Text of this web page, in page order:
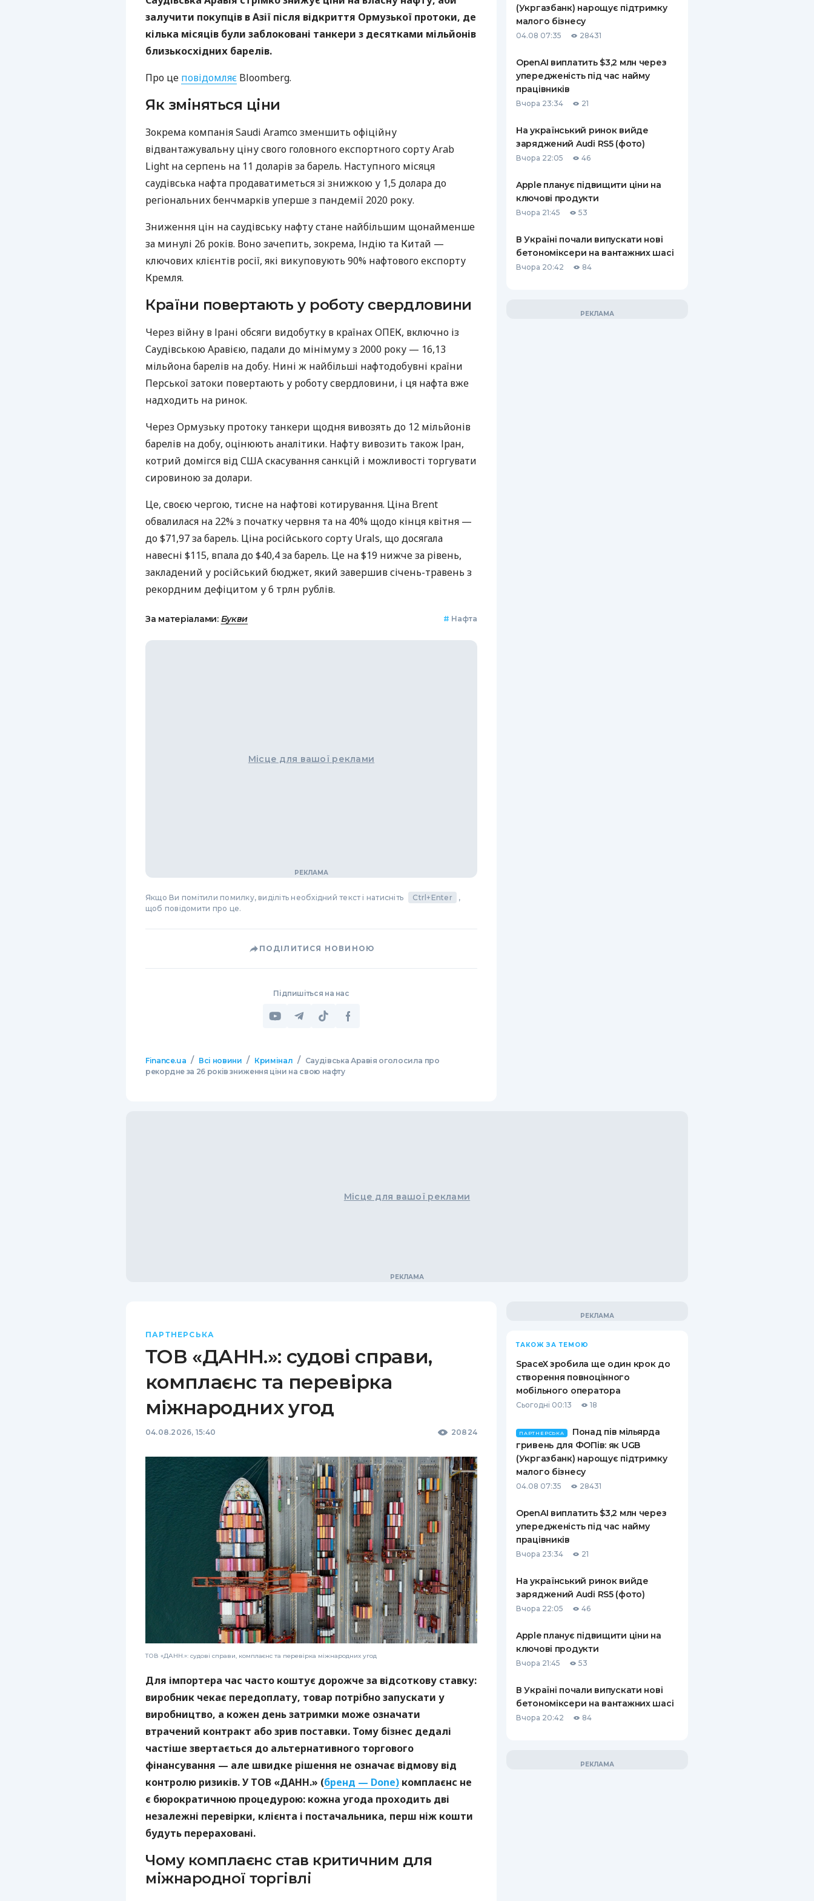
РЕЙТИНГ ДЕБЕТОВИХ
КАРТОК
ПУТІВНИКИ ПО
СТРАХОВІ КОМПАНІЇ
ВІДГУКИ ПРО СТРАХОВІ
ДОСТАВКА І ОПЛАТА
КОНТАКТИ
залучити покупців в Азії після відкриття Ормузької протоки, де
кілька місяців були заблоковані танкери з десятками мільйонів
близькосхідних барелів.
Про це повідомляє Bloomberg.
Як зміняться ціни
Зокрема компанія Saudi Aramco зменшить офіційну
відвантажувальну ціну свого головного експортного сорту Arab
Light на серпень на 11 доларів за барель. Наступного місяця
саудівська нафта продаватиметься зі знижкою у 1,5 долара до
регіональних бенчмарків уперше з пандемії 2020 року.
Зниження цін на саудівську нафту стане найбільшим щонайменше
за минулі 26 років. Воно зачепить, зокрема, Індію та Китай —
ключових клієнтів росії, які викуповують 90% нафтового експорту
Кремля.
Країни повертають у роботу свердловини
Через війну в Ірані обсяги видобутку в країнах ОПЕК, включно із
Саудівською Аравією, падали до мінімуму з 2000 року — 16,13
мільйона барелів на добу. Нині ж найбільші нафтодобувні країни
Перської затоки повертають у роботу свердловини, і ця нафта вже
надходить на ринок.
Через Ормузьку протоку танкери щодня вивозять до 12 мільйонів
барелів на добу, оцінюють аналітики. Нафту вивозить також Іран,
котрий домігся від США скасування санкцій і можливості торгувати
сировиною за долари.
Це, своєю чергою, тисне на нафтові котирування. Ціна Brent
обвалилася на 22% з початку червня та на 40% щодо кінця квітня —
до $71,97 за барель. Ціна російського сорту Urals, що досягала
навесні $115, впала до $40,4 за барель. Це на $19 нижче за рівень,
закладений у російський бюджет, який завершив січень-травень з
рекордним дефіцитом у 6 трлн рублів.
За матеріалами: Букви # Нафта
Місце для вашої реклами
Якщо Ви помітили помилку, виділіть необхідний текст і натисніть Ctrl+Enter
,
щоб повідомити про це.
ПОДІЛИТИСЯ НОВИНОЮ
Підпишіться на нас
Finance.ua / Всі новини / Кримінал /
Саудівська Аравія оголосила про
рекордне за 26 років зниження ціни на свою нафту
(Укргазбанк) нарощує підтримку
малого бізнесу
04.08 07:35 28431
OpenAI виплатить $3,2 млн через
упередженість під час найму
працівників
Вчора 23:34 21
На український ринок вийде
заряджений Audi RS5 (фото)
Вчора 22:05 46
Apple планує підвищити ціни на
ключові продукти
Вчора 21:45 53
В Україні почали випускати нові
бетономіксери на вантажних шасі
Вчора 20:42 84
Місце для вашої реклами
ПАРТНЕРСЬКА
ТОВ «ДАНН.»: судові справи,
комплаєнс та перевірка
міжнародних угод
04.08.2026, 15:40 20824
ТОВ «ДАНН.»: судові справи, комплаєнс та перевірка міжнародних угод
Для імпортера час часто коштує дорожче за відсоткову ставку:
виробник чекає передоплату, товар потрібно запускати у
виробництво, а кожен день затримки може означати
втрачений контракт або зрив поставки. Тому бізнес дедалі
частіше звертається до альтернативного торгового
фінансування — але швидке рішення не означає відмову від
контролю ризиків. У ТОВ «ДАНН.» (бренд — Done) комплаєнс не
є бюрократичною процедурою: кожна угода проходить дві
незалежні перевірки, клієнта і постачальника, перш ніж кошти
будуть перераховані.
Чому комплаєнс став критичним для
міжнародної торгівлі
ТАКОЖ ЗА ТЕМОЮ
SpaceX зробила ще один крок до
створення повноцінного
мобільного оператора
Сьогодні 00:13 18
ПАРТНЕРСЬКА
Понад пів мільярда
гривень для ФОПів: як UGB
(Укргазбанк) нарощує підтримку
малого бізнесу
04.08 07:35 28431
OpenAI виплатить $3,2 млн через
упередженість під час найму
працівників
Вчора 23:34 21
На український ринок вийде
заряджений Audi RS5 (фото)
Вчора 22:05 46
Apple планує підвищити ціни на
ключові продукти
Вчора 21:45 53
В Україні почали випускати нові
бетономіксери на вантажних шасі
Вчора 20:42 84